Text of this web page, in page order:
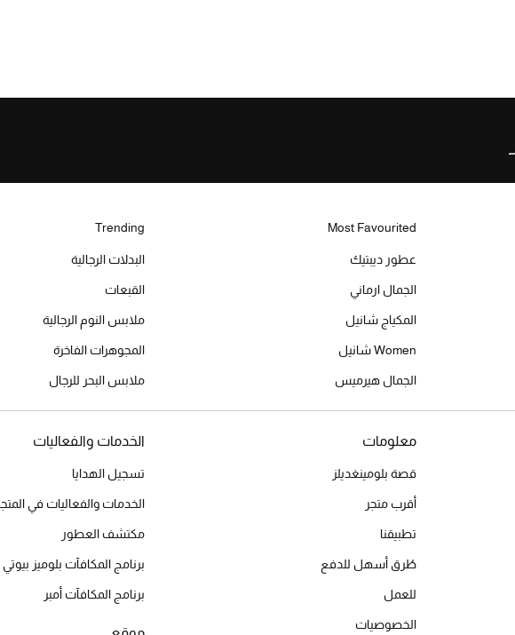
Most Favourited
عطور ديبتيك
الجمال ارماني
المكياج شانيل
Women شانيل
الجمال هيرميس
Trending
البدلات الرجالية
القبعات
ملابس النوم الرجالية
المجوهرات الفاخرة
ملابس البحر للرجال
معلومات
قصة بلومينغديلز
أقرب متجر
تطبيقنا
طُرق أسهل للدفع
للعمل
الخصوصيات
الخدمات والفعاليات
تسجيل الهدايا
الخدمات والفعاليات في
مكتشف العطور
برنامج المكافآت بلوميز بيوتي
برنامج المكافآت أمبر